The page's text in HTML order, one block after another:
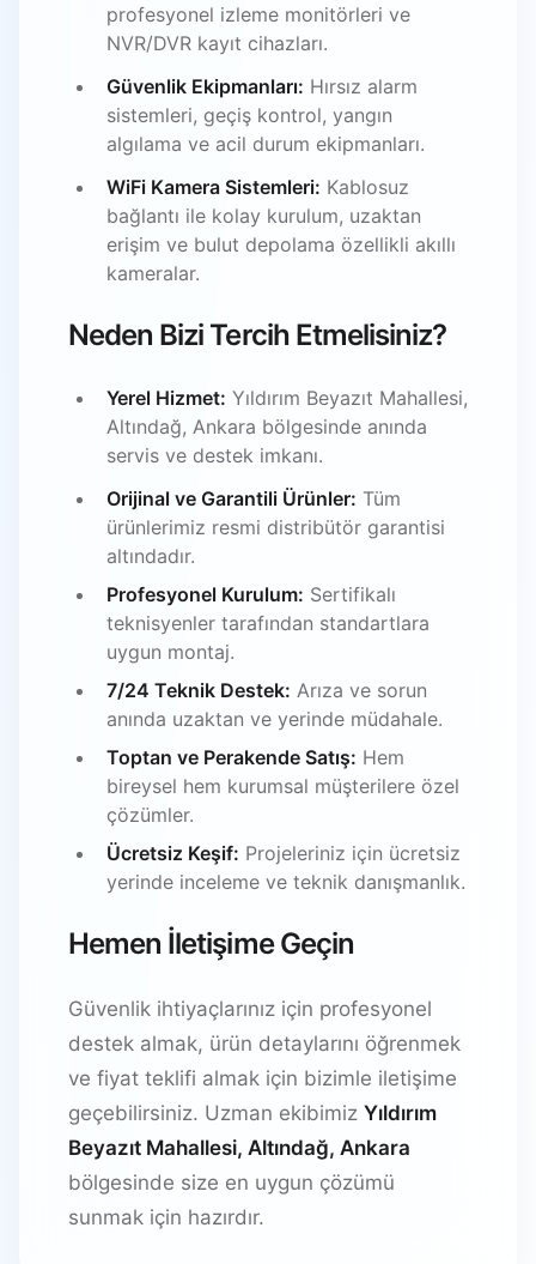
profesyonel izleme monitörleri ve
NVR/DVR kayıt cihazları.
Güvenlik Ekipmanları: Hırsız alarm
sistemleri, geçiş kontrol, yangın
algılama ve acil durum ekipmanları.
WiFi Kamera Sistemleri: Kablosuz
bağlantı ile kolay kurulum, uzaktan
erişim ve bulut depolama özellikli akıllı
kameralar.
Neden Bizi Tercih Etmelisiniz?
Yerel Hizmet: Yıldırım Beyazıt Mahallesi,
Altındağ, Ankara bölgesinde anında
servis ve destek imkanı.
Orijinal ve Garantili Ürünler: Tüm
ürünlerimiz resmi distribütör garantisi
altındadır.
Profesyonel Kurulum: Sertifikalı
teknisyenler tarafından standartlara
uygun montaj.
7/24 Teknik Destek: Arıza ve sorun
anında uzaktan ve yerinde müdahale.
Toptan ve Perakende Satış: Hem
bireysel hem kurumsal müşterilere özel
çözümler.
Ücretsiz Keşif: Projeleriniz için ücretsiz
yerinde inceleme ve teknik danışmanlık.
Hemen İletişime Geçin
Güvenlik ihtiyaçlarınız için profesyonel
destek almak, ürün detaylarını öğrenmek
ve fiyat teklifi almak için bizimle iletişime
geçebilirsiniz. Uzman ekibimiz Yıldırım
Beyazıt Mahallesi, Altındağ, Ankara
bölgesinde size en uygun çözümü
sunmak için hazırdır.